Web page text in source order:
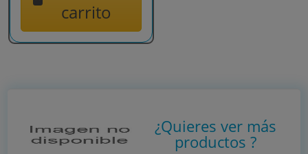
carrito
¿Quieres ver más
productos?